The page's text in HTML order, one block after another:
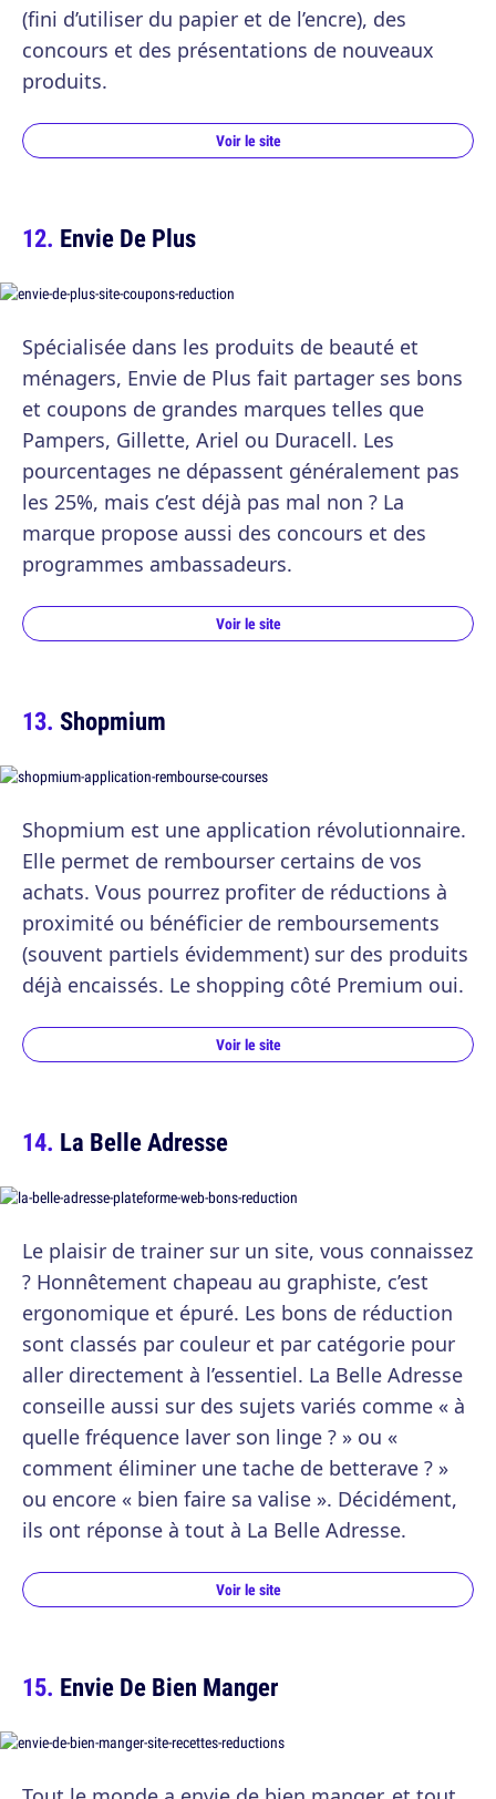
(fini d’utiliser du papier et de l’encre), des
concours et des présentations de nouveaux
produits.
Voir le site
Envie De Plus
Spécialisée dans les produits de beauté et
ménagers, Envie de Plus fait partager ses bons
et coupons de grandes marques telles que
Pampers, Gillette, Ariel ou Duracell. Les
pourcentages ne dépassent généralement pas
les 25%, mais c’est déjà pas mal non ? La
marque propose aussi des concours et des
programmes ambassadeurs.
Voir le site
Shopmium
Shopmium est une application révolutionnaire.
Elle permet de rembourser certains de vos
achats. Vous pourrez profiter de réductions à
proximité ou bénéficier de remboursements
(souvent partiels évidemment) sur des produits
déjà encaissés. Le shopping côté Premium oui.
Voir le site
La Belle Adresse
Le plaisir de trainer sur un site, vous connaissez
? Honnêtement chapeau au graphiste, c’est
ergonomique et épuré. Les bons de réduction
sont classés par couleur et par catégorie pour
aller directement à l’essentiel. La Belle Adresse
conseille aussi sur des sujets variés comme « à
quelle fréquence laver son linge ? » ou «
comment éliminer une tache de betterave ? »
ou encore « bien faire sa valise ». Décidément,
ils ont réponse à tout à La Belle Adresse.
Voir le site
Envie De Bien Manger